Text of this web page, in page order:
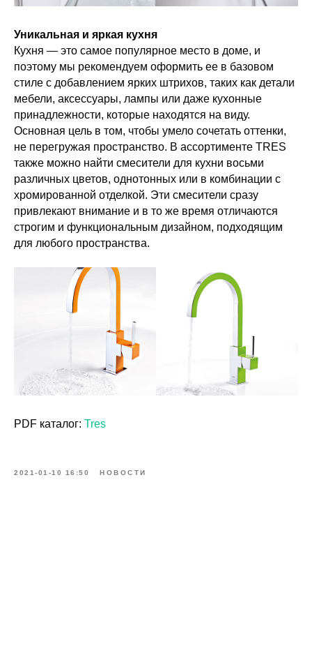
Уникальная и яркая кухня
Кухня — это самое популярное место в доме, и
поэтому мы рекомендуем оформить ее в базовом
стиле с добавлением ярких штрихов, таких как детали
мебели, аксессуары, лампы или даже кухонные
принадлежности, которые находятся на виду.
Основная цель в том, чтобы умело сочетать оттенки,
не перегружая пространство. В ассортименте TRES
также можно найти смесители для кухни восьми
различных цветов, однотонных или в комбинации с
хромированной отделкой. Эти смесители сразу
привлекают внимание и в то же время отличаются
строгим и функциональным дизайном, подходящим
для любого пространства.
PDF каталог: Tres
2021-01-10 16:50 НОВОСТИ